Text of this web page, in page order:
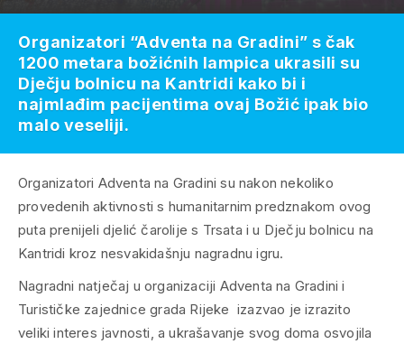
Organizatori Adventa na Gradini su nakon nekoliko
provedenih aktivnosti s humanitarnim predznakom ovog
puta prenijeli djelić čarolije s Trsata i u Dječju bolnicu na
Kantridi kroz nesvakidašnju nagradnu igru.
Nagradni natječaj u organizaciji Adventa na Gradini i
Turističke zajednice grada Rijeke izazvao je izrazito
veliki interes javnosti, a ukrašavanje svog doma osvojila
Organizatori “Adventa na Gradini” s čak
1200 metara božićnih lampica ukrasili su
Dječju bolnicu na Kantridi kako bi i
najmlađim pacijentima ovaj Božić ipak bio
malo veseliji.